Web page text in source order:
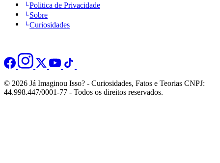
Politica de Privacidade
Sobre
Curiosidades
© 2026 Já Imaginou Isso? - Curiosidades, Fatos e Teorias CNPJ:
44.998.447/0001-77 - Todos os direitos reservados.